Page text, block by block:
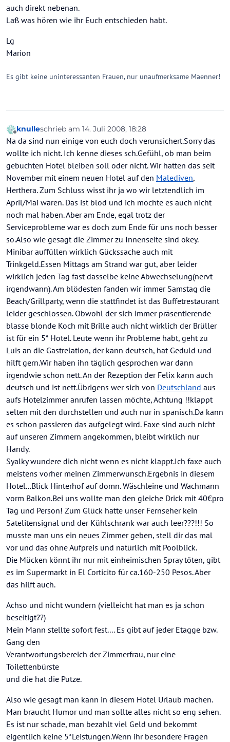
auch direkt nebenan.
Laß was hören wie ihr Euch entschieden habt.
Lg
Marion
Es gibt keine uninteressanten Frauen, nur unaufmerksame Maenner!
Offline
knulleschrieb am 14. Juli 2008, 18:28
zuletzt editiert von
Na da sind nun einige von euch doch verunsichert.Sorry das
wollte ich nicht. Ich kenne dieses sch.Gefühl, ob man beim
gebuchten Hotel bleiben soll oder nicht. Wir hatten das seit
November mit einem neuen Hotel auf den Malediven,
Herthera. Zum Schluss wisst ihr ja wo wir letztendlich im
April/Mai waren. Das ist blöd und ich möchte es auch nicht
noch mal haben. Aber am Ende, egal trotz der
Serviceprobleme war es doch zum Ende für uns noch besser
so.Also wie gesagt die Zimmer zu Innenseite sind okey.
Minibar auffüllen wirklich Gückssache auch mit
Trinkgeld.Essen Mittags am Strand war gut, aber leider
wirklich jeden Tag fast dasselbe keine Abwechselung(nervt
irgendwann). Am blödesten fanden wir immer Samstag die
Beach/Grillparty, wenn die stattfindet ist das Buffetrestaurant
leider geschlossen. Obwohl der sich immer präsentierende
blasse blonde Koch mit Brille auch nicht wirklich der Brüller
ist für ein 5* Hotel. Leute wenn ihr Probleme habt, geht zu
Luis an die Gastrelation, der kann deutsch, hat Geduld und
hilft gern.Wir haben ihn täglich gesprochen war dann
irgendwie schon nett. An der Rezeption der Felix kann auch
deutsch und ist nett.Übrigens wer sich von Deutschland aus
aufs Hotelzimmer anrufen lassen möchte, Achtung !!klappt
selten mit den durchstellen und auch nur in spanisch.Da kann
es schon passieren das aufgelegt wird. Faxe sind auch nicht
auf unseren Zimmern angekommen, bleibt wirklich nur
Handy.
Syalky wundere dich nicht wenn es nicht klappt.Ich faxe auch
meistens vorher meinen Zimmerwunsch.Ergebnis in diesem
Hotel...Blick Hinterhof auf domn. Wäschleine und Wachmann
vorm Balkon.Bei uns wollte man den gleiche Drick mit 40€pro
Tag und Person! Zum Glück hatte unser Fernseher kein
Satelitensignal und der Kühlschrank war auch leer???!!! So
musste man uns ein neues Zimmer geben, stell dir das mal
vor und das ohne Aufpreis und natürlich mit Poolblick.
Die Mücken könnt ihr nur mit einheimischen Spray töten, gibt
es im Supermarkt in El Corticito für ca.160-250 Pesos. Aber
das hilft auch.
Achso und nicht wundern (vielleicht hat man es ja schon
beseitigt??)
Mein Mann stellte sofort fest.... Es gibt auf jeder Etagge bzw.
Gang den
Verantwortungsbereich der Zimmerfrau, nur eine
Toilettenbürste
und die hat die Putze.
Also wie gesagt man kann in diesem Hotel Urlaub machen.
Man braucht Humor und man sollte alles nicht so eng sehen.
Es ist nur schade, man bezahlt viel Geld und bekommt
eigentlich keine 5*Leistungen.Wenn ihr besondere Fragen